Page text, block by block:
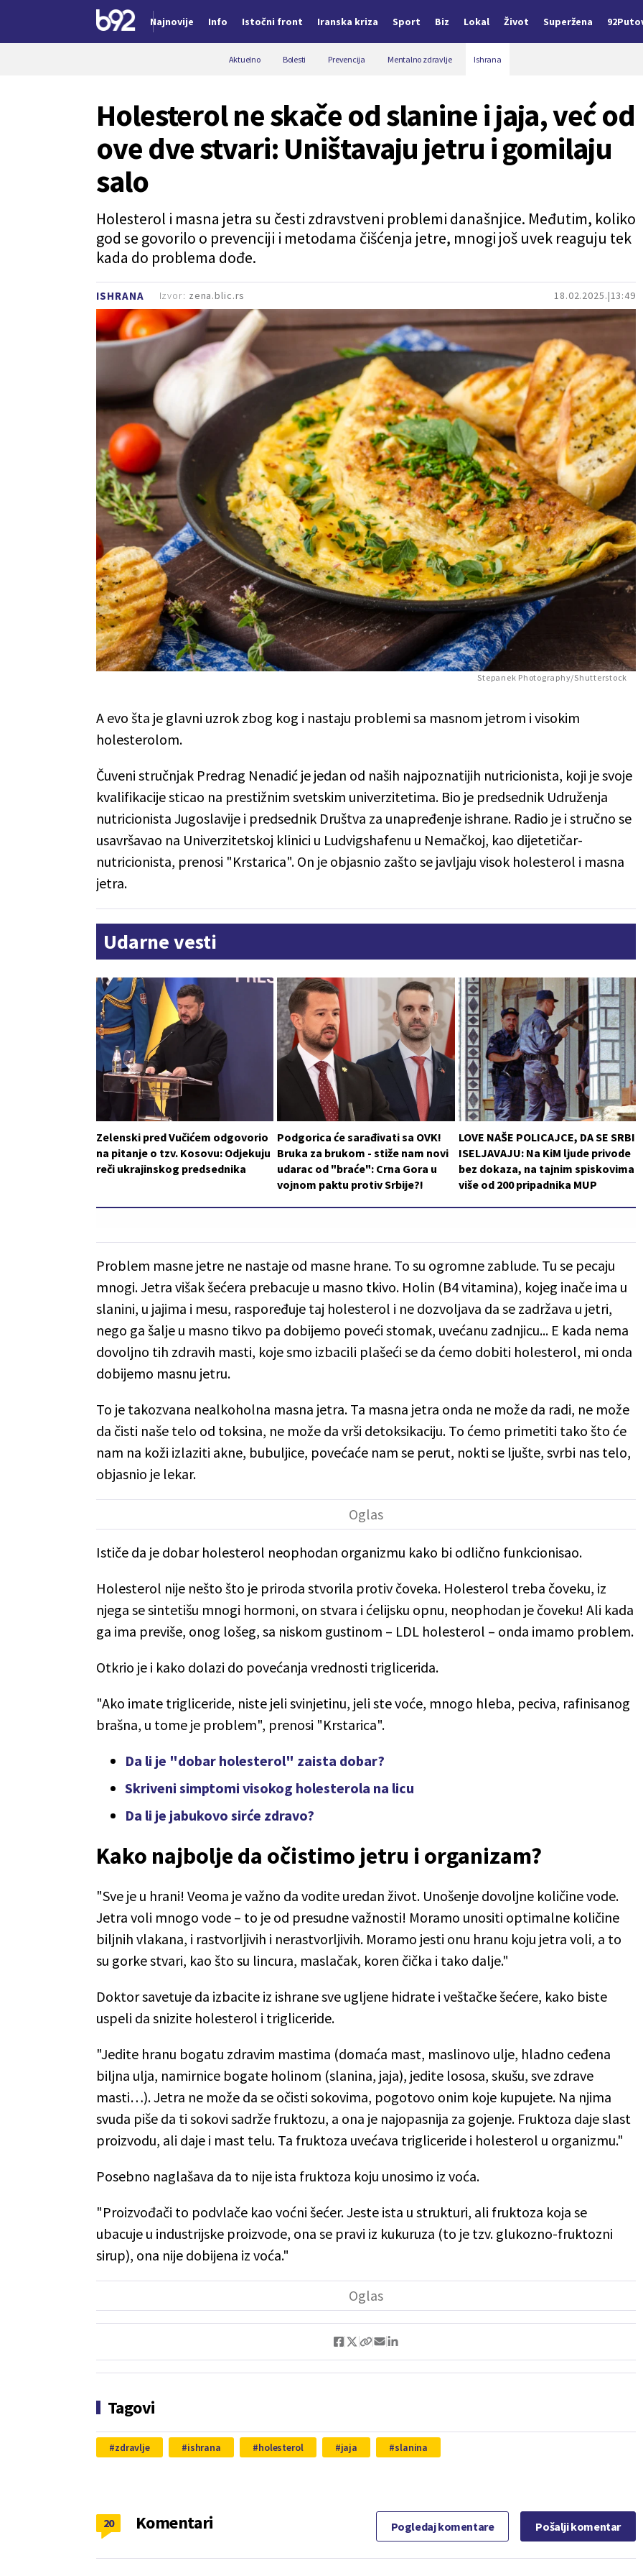
Najnovije Info Istočni front Iranska kriza Sport Biz Lokal Život Superžena
Aktuelno Bolesti Prevencija Mentalno zdravlje Ishrana
ISHRANA 18.02.2025. 13:49
Holesterol ne skače od slanine i jaja, već od
ove dve stvari: Uništavaju jetru i gomilaju
salo
Holesterol i masna jetra su česti zdravstveni problemi današnjice. Međutim, koliko
god se govorilo o prevenciji i metodama čišćenja jetre, mnogi još uvek reaguju tek
kada do problema dođe.
Izvor: zena.blic.rs
Stepanek Photography/Shutterstock
A evo šta je glavni uzrok zbog kog i nastaju problemi sa masnom jetrom i visokim
holesterolom.
Čuveni stručnjak Predrag Nenadić je jedan od naših najpoznatijih nutricionista, koji je svoje
kvalifikacije sticao na prestižnim svetskim univerzitetima. Bio je predsednik Udruženja
nutricionista Jugoslavije i predsednik Društva za unapređenje ishrane. Radio je i stručno se
usavršavao na Univerzitetskoj klinici u Ludvigshafenu u Nemačkoj, kao dijetetičar-
nutricionista, prenosi "Krstarica". On je objasnio zašto se javljaju visok holesterol i masna
jetra.
Udarne vesti
Zelenski pred Vučićem odgovorio
na pitanje o tzv. Kosovu: Odjekuju
reči ukrajinskog predsednika
Podgorica će sarađivati sa OVK!
Bruka za brukom - stiže nam novi
udarac od "braće": Crna Gora u
vojnom paktu protiv Srbije?!
LOVE NAŠE POLICAJCE, DA SE SRBI
ISELJAVAJU: Na KiM ljude privode
bez dokaza, na tajnim spiskovima
više od 200 pripadnika MUP
Problem masne jetre ne nastaje od masne hrane. To su ogromne zablude. Tu se pecaju
mnogi. Jetra višak šećera prebacuje u masno tkivo. Holin (B4 vitamina), kojeg inače ima u
slanini, u jajima i mesu, raspoređuje taj holesterol i ne dozvoljava da se zadržava u jetri,
nego ga šalje u masno tikvo pa dobijemo poveći stomak, uvećanu zadnjicu... E kada nema
dovoljno tih zdravih masti, koje smo izbacili plašeći se da ćemo dobiti holesterol, mi onda
dobijemo masnu jetru.
To je takozvana nealkoholna masna jetra. Ta masna jetra onda ne može da radi, ne može
da čisti naše telo od toksina, ne može da vrši detoksikaciju. To ćemo primetiti tako što će
nam na koži izlaziti akne, bubuljice, povećaće nam se perut, nokti se ljušte, svrbi nas telo,
objasnio je lekar.
Ističe da je dobar holesterol neophodan organizmu kako bi odlično funkcionisao.
Holesterol nije nešto što je priroda stvorila protiv čoveka. Holesterol treba čoveku, iz
njega se sintetišu mnogi hormoni, on stvara i ćelijsku opnu, neophodan je čoveku! Ali kada
ga ima previše, onog lošeg, sa niskom gustinom – LDL holesterol – onda imamo problem.
Otkrio je i kako dolazi do povećanja vrednosti triglicerida.
"Ako imate trigliceride, niste jeli svinjetinu, jeli ste voće, mnogo hleba, peciva, rafinisanog
brašna, u tome je problem", prenosi "Krstarica".
Da li je "dobar holesterol" zaista dobar?
Skriveni simptomi visokog holesterola na licu
Da li je jabukovo sirće zdravo?
Kako najbolje da očistimo jetru i organizam?
"Sve je u hrani! Veoma je važno da vodite uredan život. Unošenje dovoljne količine vode.
Jetra voli mnogo vode – to je od presudne važnosti! Moramo unositi optimalne količine
biljnih vlakana, i rastvorljivih i nerastvorljivih. Moramo jesti onu hranu koju jetra voli, a to
su gorke stvari, kao što su lincura, maslačak, koren čička i tako dalje."
Doktor savetuje da izbacite iz ishrane sve ugljene hidrate i veštačke šećere, kako biste
uspeli da snizite holesterol i trigliceride.
"Jedite hranu bogatu zdravim mastima (domaća mast, maslinovo ulje, hladno ceđena
biljna ulja, namirnice bogate holinom (slanina, jaja), jedite lososa, skušu, sve zdrave
masti…). Jetra ne može da se očisti sokovima, pogotovo onim koje kupujete. Na njima
svuda piše da ti sokovi sadrže fruktozu, a ona je najopasnija za gojenje. Fruktoza daje slast
proizvodu, ali daje i mast telu. Ta fruktoza uvećava trigliceride i holesterol u organizmu."
Posebno naglašava da to nije ista fruktoza koju unosimo iz voća.
"Proizvođači to podvlače kao voćni šećer. Jeste ista u strukturi, ali fruktoza koja se
ubacuje u industrijske proizvode, ona se pravi iz kukuruza (to je tzv. glukozno-fruktozni
sirup), ona nije dobijena iz voća."
Tagovi
zdravlje ishrana holesterol jaja slanina
Komentari
20 Pogledaj komentare Pošalji komentar